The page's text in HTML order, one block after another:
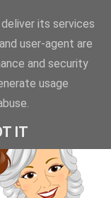
its services
user-agent are
and security
usage
IT